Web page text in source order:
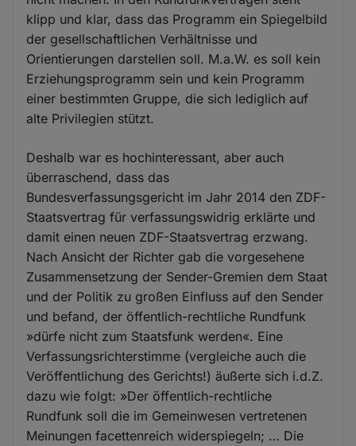
klipp und klar, dass das Programm ein Spiegelbild
der gesellschaftlichen Verhältnisse und
Orientierungen darstellen soll. M.a.W. es soll kein
Erziehungsprogramm sein und kein Programm
einer bestimmten Gruppe, die sich lediglich auf
alte Privilegien stützt.
Deshalb war es hochinteressant, aber auch
überraschend, dass das
Bundesverfassungsgericht im Jahr 2014 den ZDF-
Staatsvertrag für verfassungswidrig erklärte und
damit einen neuen ZDF-Staatsvertrag erzwang.
Nach Ansicht der Richter gab die vorgesehene
Zusammensetzung der Sender-Gremien dem Staat
und der Politik zu großen Einfluss auf den Sender
und befand, der öffentlich-rechtliche Rundfunk
»dürfe nicht zum Staatsfunk werden«. Eine
Verfassungsrichterstimme (vergleiche auch die
Veröffentlichung des Gerichts!) äußerte sich i.d.Z.
dazu wie folgt: »Der öffentlich-rechtliche
Rundfunk soll die im Gemeinwesen vertretenen
Meinungen facettenreich widerspiegeln; … Die